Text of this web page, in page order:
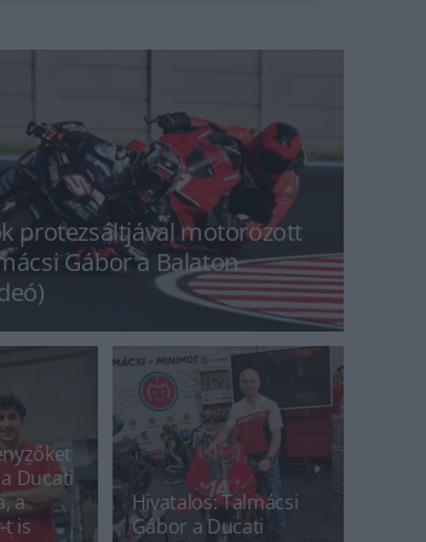
protezsáltjával motorozott
Gábor a Balaton
Ducati
a
t is
Hivatalos: Talmácsi
Gábor a Ducati